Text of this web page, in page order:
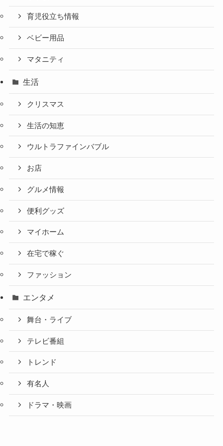
育児役立ち情報
ベビー用品
マタニティ
生活
クリスマス
生活の知恵
ウルトラファインバブル
お店
グルメ情報
便利グッズ
マイホーム
在宅で稼ぐ
ファッション
エンタメ
舞台・ライブ
テレビ番組
トレンド
有名人
ドラマ・映画